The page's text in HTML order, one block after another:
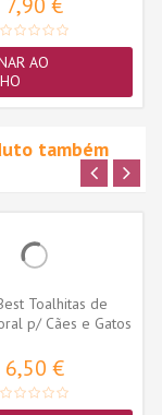
AO
também
Toalhitas de
p/ Cães e Gatos
6,50 €